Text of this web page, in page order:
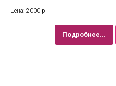
Цена: 2000 р
Подробнее...